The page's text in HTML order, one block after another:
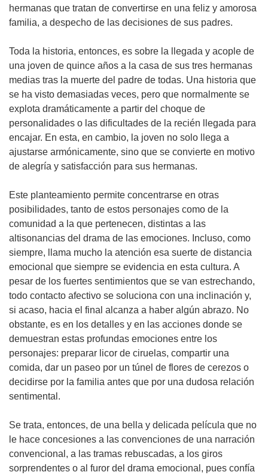
hermanas que tratan de convertirse en una feliz y amorosa
familia, a despecho de las decisiones de sus padres.
Toda la historia, entonces, es sobre la llegada y acople de
una joven de quince años a la casa de sus tres hermanas
medias tras la muerte del padre de todas. Una historia que
se ha visto demasiadas veces, pero que normalmente se
explota dramáticamente a partir del choque de
personalidades o las dificultades de la recién llegada para
encajar. En esta, en cambio, la joven no solo llega a
ajustarse armónicamente, sino que se convierte en motivo
de alegría y satisfacción para sus hermanas.
Este planteamiento permite concentrarse en otras
posibilidades, tanto de estos personajes como de la
comunidad a la que pertenecen, distintas a las
altisonancias del drama de las emociones. Incluso, como
siempre, llama mucho la atención esa suerte de distancia
emocional que siempre se evidencia en esta cultura. A
pesar de los fuertes sentimientos que se van estrechando,
todo contacto afectivo se soluciona con una inclinación y,
si acaso, hacia el final alcanza a haber algún abrazo. No
obstante, es en los detalles y en las acciones donde se
demuestran estas profundas emociones entre los
personajes: preparar licor de ciruelas, compartir una
comida, dar un paseo por un túnel de flores de cerezos o
decidirse por la familia antes que por una dudosa relación
sentimental.
Se trata, entonces, de una bella y delicada película que no
le hace concesiones a las convenciones de una narración
convencional, a las tramas rebuscadas, a los giros
sorprendentes o al furor del drama emocional, pues confía